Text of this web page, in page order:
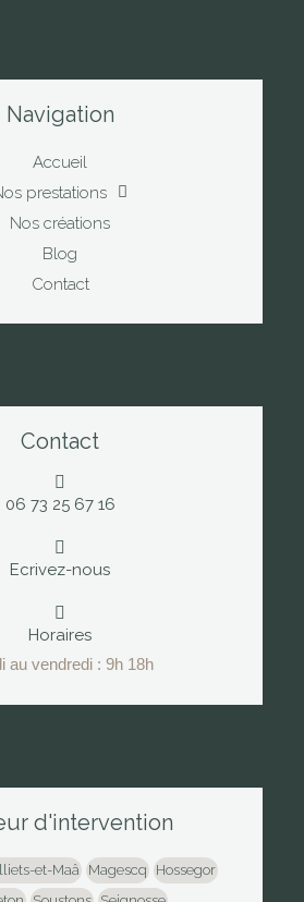
Navigation
Accueil
prestations
Nos créations
Blog
Contact
Contact
06 73 25 67 16
Ecrivez-nous
Horaires
au vendredi : 9h 18h
d'intervention
et-Maâ Magescq
Hossegor